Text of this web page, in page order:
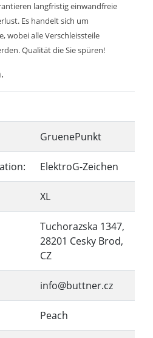
langfristig einwandfreie
Es handelt sich um
wobei alle Verschleissteile
Qualität die Sie spüren!
GruenePunkt
ElektroG-Zeichen
XL
Tuchorazska 1347,
28201 Cesky Brod,
CZ
info@buttner.cz
Peach